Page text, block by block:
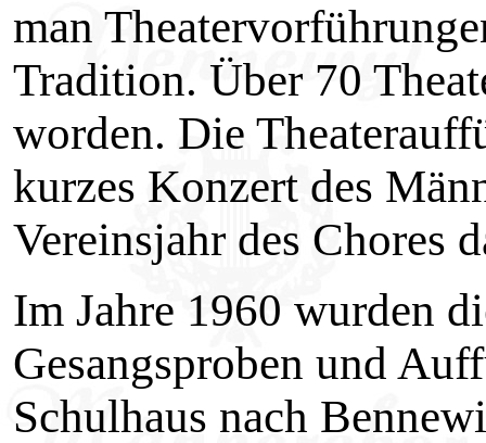
man
Tradition. Über 70
worden. Die
kurzes Konzert des
Vereinsjahr des Chores
Im Jahre 1960 wurden
Gesangsproben und
Schulhaus nach